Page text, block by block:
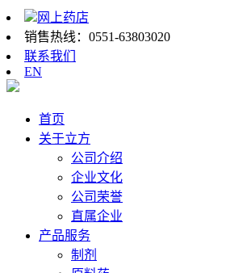
网上药店
销售热线： 0551-63803020
联系我们
EN
首页
关于立方
公司介绍
企业文化
公司荣誉
直属企业
产品服务
制剂